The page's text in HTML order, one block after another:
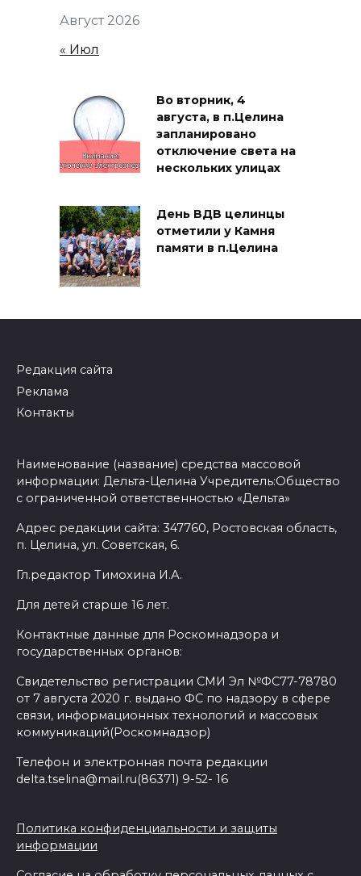
Август 2026
« Июл
Во вторник, 4
августа, в п.Целина
запланировано
отключение света на
нескольких улицах
День ВДВ целинцы
отметили у Камня
памяти в п.Целина
Редакция сайта
Реклама
Контакты
Наименование (название) средства массовой
информации: Дельта-Целина Учредитель:Общество
с ограниченной ответственностью «Дельта»
Адрес редакции сайта: 347760, Ростовская область,
п. Целина, ул. Советская, 6.
Гл.редактор Тимохина И.А.
Для детей старше 16 лет.
Контактные данные для Роскомнадзора и
государственных органов:
Свидетельство регистрации СМИ Эл №ФС77-78780
от 7 августа 2020 г. выдано ФС по надзору в сфере
связи, информационных технологий и массовых
коммуникаций(Роскомнадзор)
Телефон и электронная почта редакции
delta.tselina@mail.ru(86371) 9-52- 16
Политика конфиденциальности и защиты
информации